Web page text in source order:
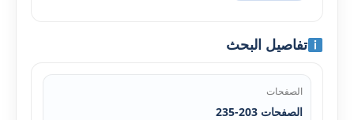
تفاصيل البحث
الصفحات
الصفحات 203-235